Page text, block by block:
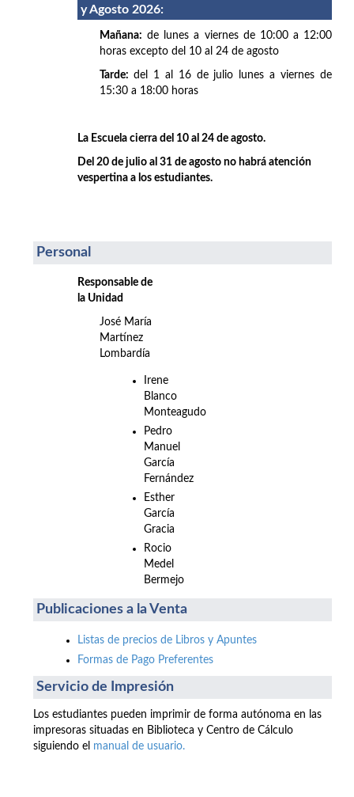
y Agosto 2026:
Mañana: de lunes a viernes de 10:00 a 12:00
horas excepto del 10 al 24 de agosto
Tarde: del 1 al 16 de julio lunes a viernes de
15:30 a 18:00 horas
La Escuela cierra del 10 al 24 de agosto.
Del 20 de julio al 31 de agosto no habrá atención
vespertina a los estudiantes.
Personal
Responsable de
la Unidad
José María
Martínez
Lombardía
Irene
Blanco
Monteagudo
Pedro
Manuel
García
Fernández
Esther
García
Gracia
Rocio
Medel
Bermejo
Publicaciones a la Venta
Listas de precios de Libros y Apuntes
Formas de Pago Preferentes
Servicio de Impresión
Los estudiantes pueden imprimir de forma autónoma en las
impresoras situadas en Biblioteca y Centro de Cálculo
siguiendo el manual de usuario.